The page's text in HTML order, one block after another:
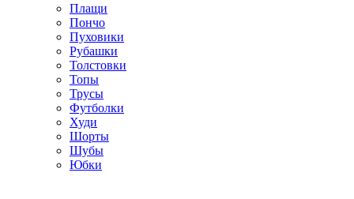
Плащи
Пончо
Пуховики
Рубашки
Толстовки
Топы
Трусы
Футболки
Худи
Шорты
Шубы
Юбки